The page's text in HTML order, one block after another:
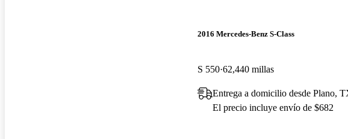
2016 Mercedes-Benz S-Class
S 550 62,440 millas
Entrega a domicilio desde Plano,
El precio incluye envío de $682